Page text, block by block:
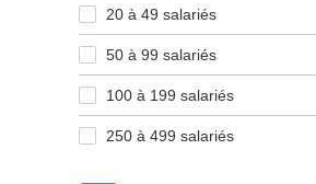
20 à 49 salariés
50 à 99 salariés
100 à 199 salariés
250 à 499 salariés